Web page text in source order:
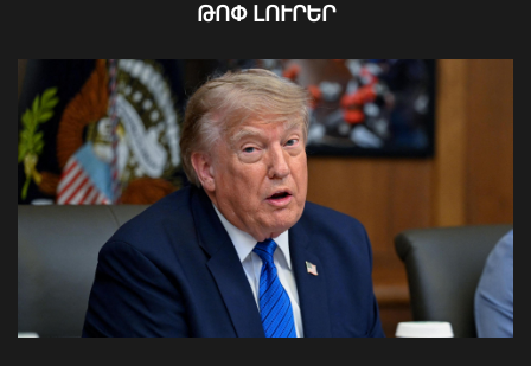
վարչապետի և Ադրբեջանի
նախագահի հեռախոսազրույցը
08 Օգոստոս, 2026 12:40
Ուկրաինայի Գերագույն Ռադայի
նախագահը շնորհավորել է ՀՀ ԱԺ
նախագահին
04 Օգոստոս, 2026 17:41
ԹՈՓ ԼՈՒՐԵՐ